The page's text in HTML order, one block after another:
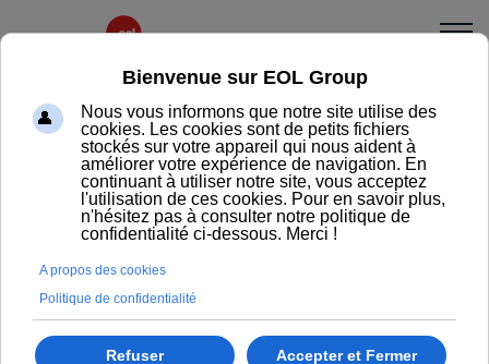
Lucie
Table polyvalente et colorée
LUCIE est la table idéale pour équiper vos espaces de
détente et de restauration. Disponible en différents
formats et dimensions, elle se décline dans une
multitude de coloris et matières pour s’adapter à tous